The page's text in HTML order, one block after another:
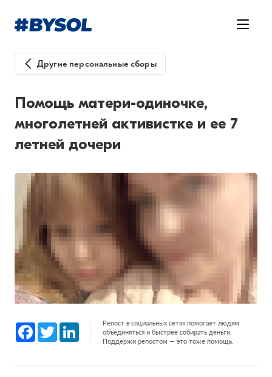
Другие персональные сборы
Помощь матери-одиночке,
многолетней активистке и ее 7
летней дочери
Facebook
Twitter LinkedInРепост в социальных сетях помогает людям
объединяться и быстрее собирать деньги.
Поддержи репостом — это тоже помощь.